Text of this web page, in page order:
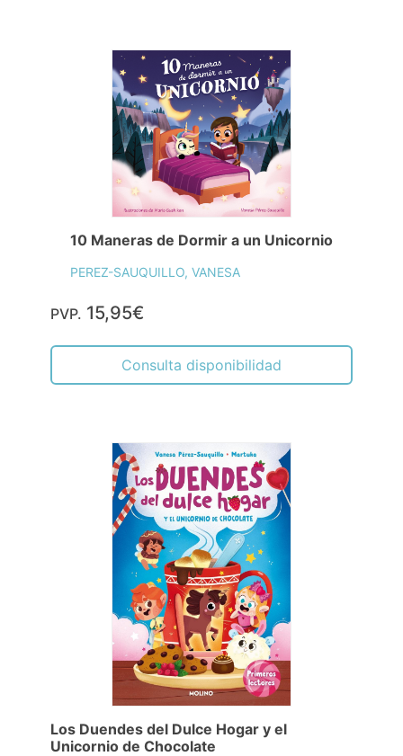
10 Maneras de Dormir a un Unicornio
PEREZ-SAUQUILLO, VANESA
PVP. 15,95€
Consulta disponibilidad
Los Duendes del Dulce Hogar y el
Unicornio de Chocolate